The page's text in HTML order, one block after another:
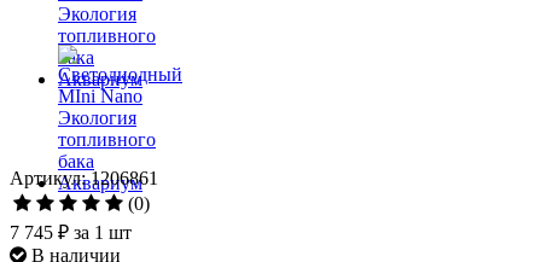
Артикул: 1206861
(0)
7 745 ₽ за 1 шт
В наличии